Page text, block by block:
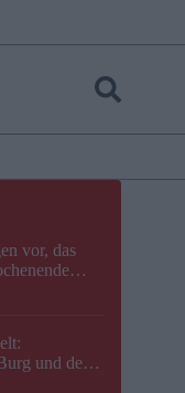
vor, das
und der